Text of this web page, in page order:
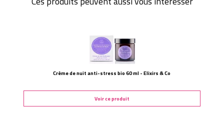
Crème de nuit anti-stress bio 60 ml - Elixirs & Co
Voir ce produit